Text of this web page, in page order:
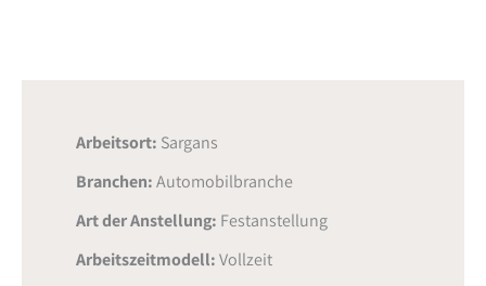
Arbeitsort: Sargans
Branchen:Automobilbranche
Art der Anstellung: Festanstellung
Arbeitszeitmodell:Vollzeit